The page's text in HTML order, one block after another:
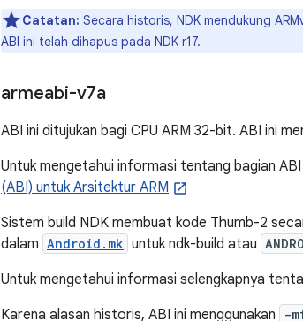
Catatan: Secara historis, NDK mendukung
ABI ini telah dihapus pada NDK r17.
armeabi-v7a
ABI ini ditujukan bagi CPU ARM 32-bit. ABI ini
Untuk mengetahui informasi tentang bagian
(ABI) untuk Arsitektur ARM
Sistem build NDK membuat kode Thumb-2
dalam Android.mk untuk ndk-build atau
Untuk mengetahui informasi selengkapnya
Karena alasan historis, ABI ini menggunakan
-